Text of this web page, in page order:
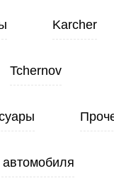
Karcher
Tchernov
автомобиля